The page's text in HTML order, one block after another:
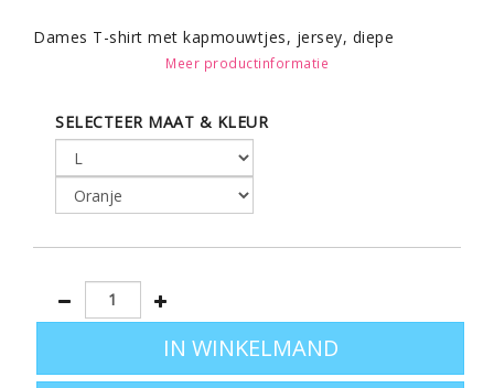
Dames T-shirt met kapmouwtjes, jersey, diepe
decolleté, fitted model met zijnaad.
Meer productinformatie
SELECTEER MAAT & KLEUR